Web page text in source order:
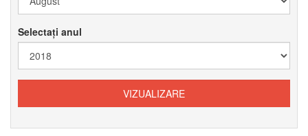
Selectați anul